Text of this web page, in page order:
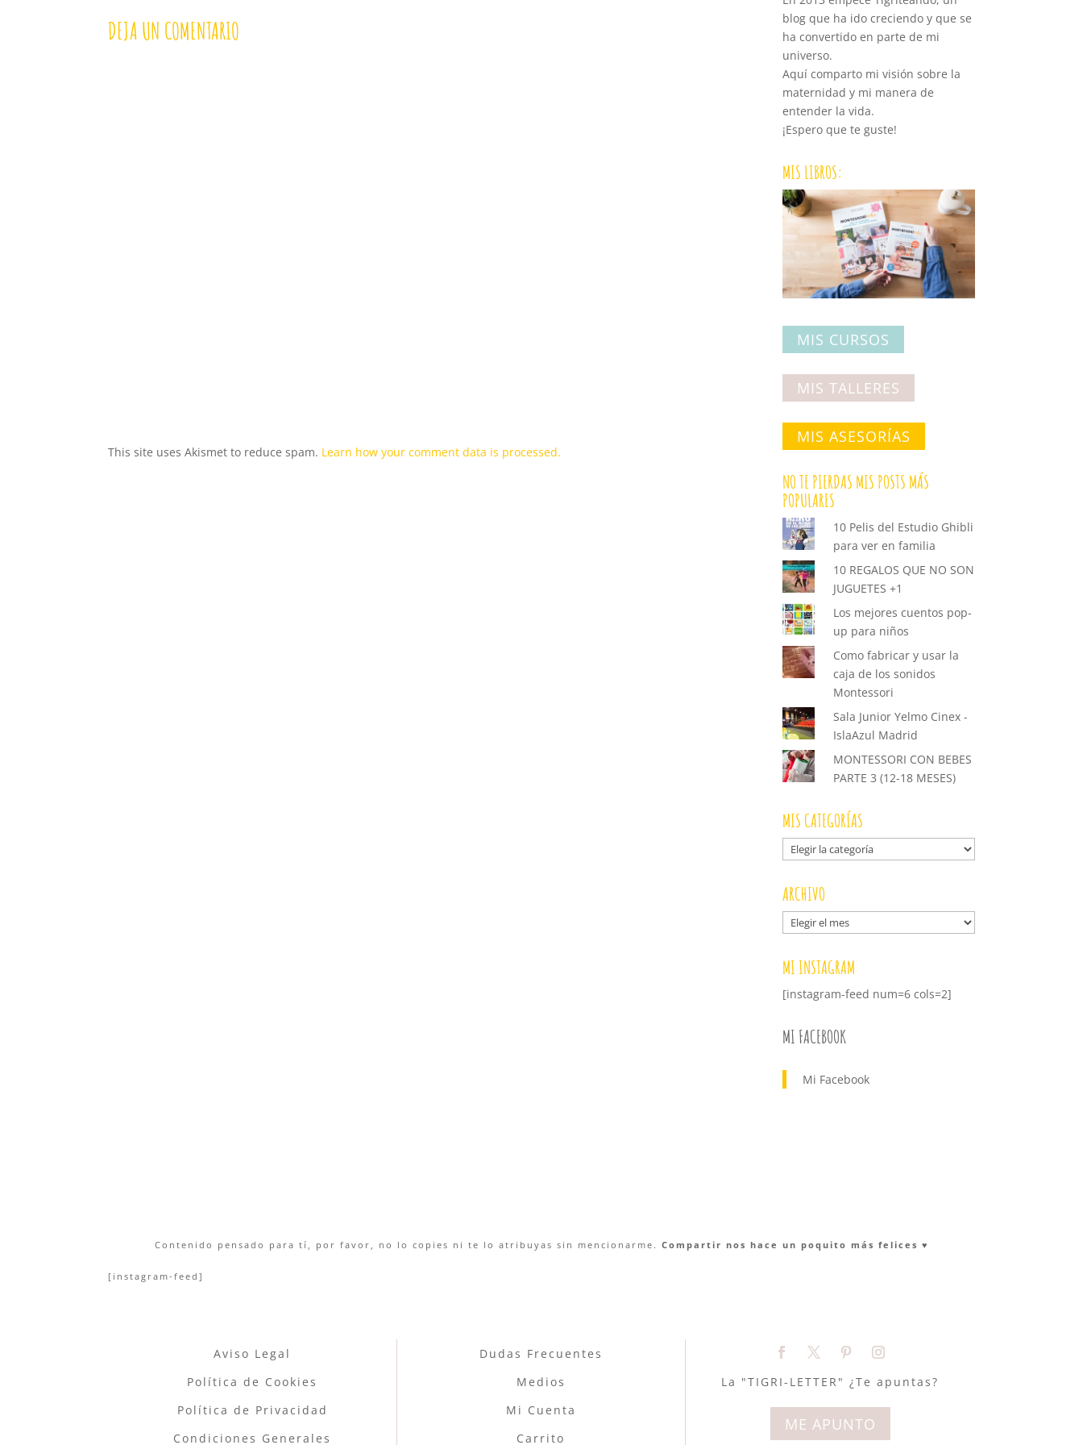
DEJA UN COMENTARIO
This site uses Akismet to reduce spam. Learn how your comment data is processed.
blog que ha ido creciendo y que se
ha convertido en parte de mi
universo.
Aquí comparto mi visión sobre la
maternidad y mi manera de
entender la vida.
¡Espero que te guste!
MIS LIBROS:
MIS CURSOS
MIS TALLERES
MIS ASESORÍAS
NO TE PIERDAS MIS POSTS MÁS
POPULARES
10 Pelis del Estudio Ghibli
para ver en familia
10 REGALOS QUE NO SON
JUGUETES +1
Los mejores cuentos pop-
up para niños
Como fabricar y usar la
caja de los sonidos
Montessori
Sala Junior Yelmo Cinex -
IslaAzul Madrid
MONTESSORI CON BEBES
PARTE 3 (12-18 MESES)
MIS CATEGORÍAS
Mis
categorías
ARCHIVO
Archivo
MI INSTAGRAM
[instagram-feed num=6 cols=2]
MI FACEBOOK
Mi Facebook
Contenido pensado para tí, por favor, no lo copies ni te lo atribuyas sin mencionarme. Compartir nos hace un poquito más felices ♥︎
[instagram-feed]
Aviso Legal
Política de Cookies
Política de Privacidad
Condiciones Generales
Dudas Frecuentes
Medios
Mi Cuenta
Carrito
La "TIGRI-LETTER" ¿Te apuntas?
ME APUNTO